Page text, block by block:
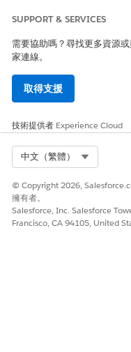
跨多個維度的區隔預測。
時間序列分組會定義資料的
會自動從此分組推斷預測頻
季節性會捕捉在固定間隔內
季銷售量增加。手動定義
只會在訓練期間使用填補值
考量事項
檢閱這些考量事項。
預測推斷會耗用推斷帳
批次轉換預測也會根據
SUPPORT & SERVICES
需要協助嗎？尋找更多資源
家連線。
取得支援
技術提供者 Experience Cloud
中文（繁體）
© Copyright 2026,
擁有者。
Salesforce, Inc. Salesforce
Francisco, CA 94105, United